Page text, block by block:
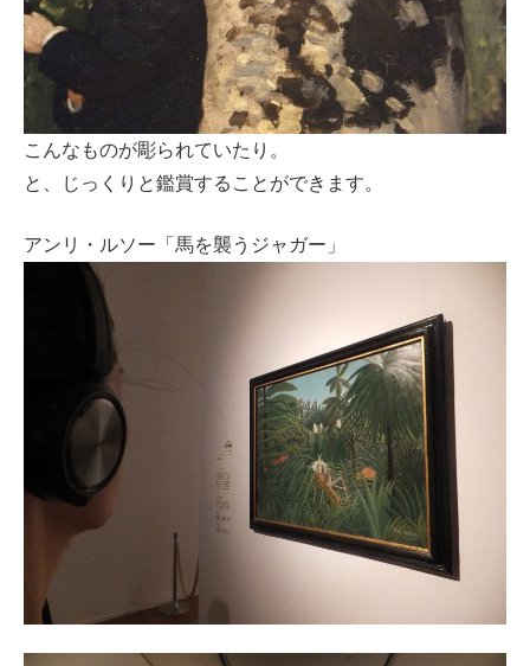
こんなものが彫られていたり。
と、じっくりと鑑賞することができます。
アンリ・ルソー「馬を襲うジャガー」